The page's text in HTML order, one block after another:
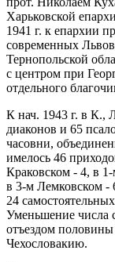
Харьковской
1941 г. к епархии
современных
Тернопольской
с центром при
отдельного
К нач. 1943 г. в К.,
диаконов и 65
часовни,
имелось 46
Краковском - 4, в
в 3-м Лемковском -
24
Уменьшение числа
отъездом
Чехословакию.